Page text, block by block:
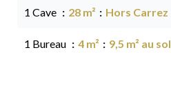
1 Cave 28 m² Hors Carrez
1 Bureau 4 m² 9,5 m² au sol